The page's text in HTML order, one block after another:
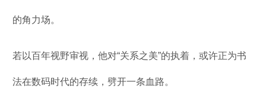
的角力场。
若以百年视野审视，他对“关系之美”的执着，或许正为书
法在数码时代的存续，劈开一条血路。